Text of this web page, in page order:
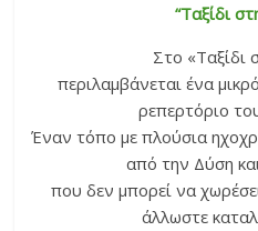
“Ταξίδι
Στο «Ταξίδι
περιλαμβάνεται ένα
ρεπερτόριο
Έναν τόπο με πλούσια
από την Δύση
που δεν μπορεί να
άλλωστε